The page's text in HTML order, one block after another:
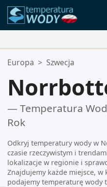
Twoje Ulubione
Europa > Szwecja
— Temperatura
Rok
Odkryj temperatury wody w
czasie rzeczywistym i
lokalizacje w regionie i
Znajdujemy każde miejsce, w
podajemy temperaturę wody